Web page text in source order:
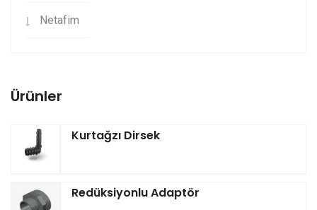
Netafim
Ürünler
Kurtağzı Dirsek
Redüksiyonlu Adaptör